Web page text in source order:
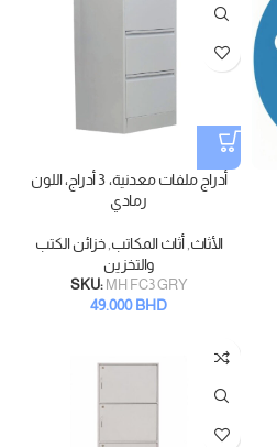
أدراج ملفات معدنية، 3 أدراج، اللون
رمادي
الأثاث ,أثاث المكاتب ,خزائن الكتب
والتخزين
SKU: MH FC3 GRY
49.000BHD